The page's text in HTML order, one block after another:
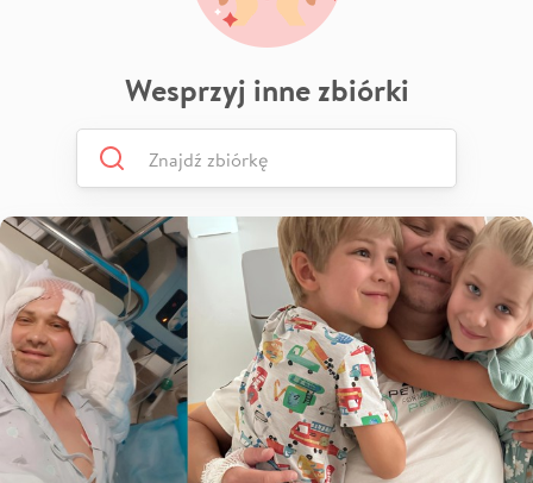
Wesprzyj inne zbiórki